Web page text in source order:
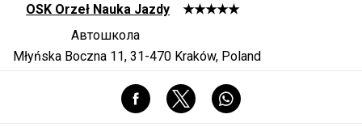
OSK Orzeł Nauka Jazdy
★★★★★
Автошкола
Młyńska Boczna 11, 31-470 Kraków, Poland